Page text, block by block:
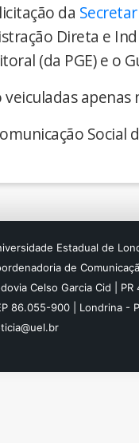
da
Direta e
(da PGE) e o
Social
Estadual de
de
Celso Garcia Cid |
86.055-900 | Londrina -